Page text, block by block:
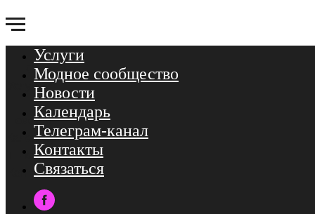
Связаться
Услуги
Новости
Календарь
ТГ-канал
Контакты
Услуги
Модное сообщество
Новости
Календарь
Телеграм-канал
Контакты
Связаться